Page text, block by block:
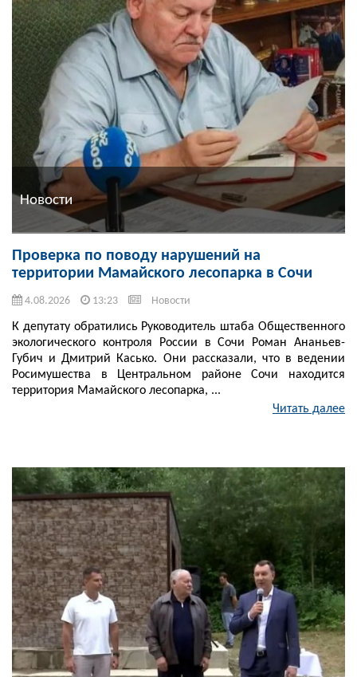
Новости
Проверка по поводу нарушений на
территории Мамайского лесопарка в Сочи
4.08.2026 13:23 Новости
К депутату обратились Руководитель штаба Общественного
экологического контроля России в Сочи Роман Ананьев-
Губич и Дмитрий Касько. Они рассказали, что в ведении
Росимушества в Центральном районе Сочи находится
территория Мамайского лесопарка, ...
Читать далее